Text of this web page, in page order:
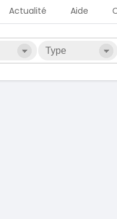
Actualité Aide